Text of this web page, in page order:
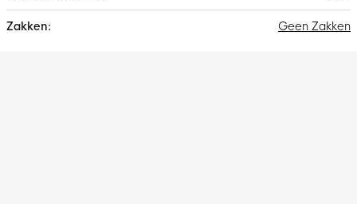
Geen Zakken